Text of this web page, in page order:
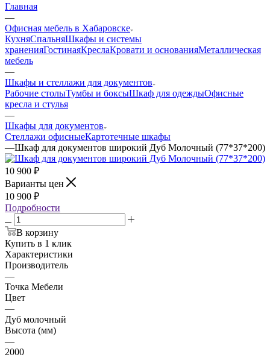
Главная
—
Офисная мебель в Хабаровске
КухняСпальняШкафы и системы
храненияГостинаяКреслаКровати и основанияМеталлическая
мебель
—
Шкафы и стеллажи для документов
Рабочие столыТумбы и боксыШкаф для одеждыОфисные
кресла и стулья
—
Шкафы для документов
Стеллажи офисныеКартотечные шкафы
—Шкаф для документов широкий Дуб Молочный (77*37*200)
10 900 ₽
Варианты цен
10 900 ₽
Подробности
В корзину
Купить в 1 клик
Характеристики
Производитель
—
Точка Мебели
Цвет
—
Дуб молочный
Высота (мм)
—
2000